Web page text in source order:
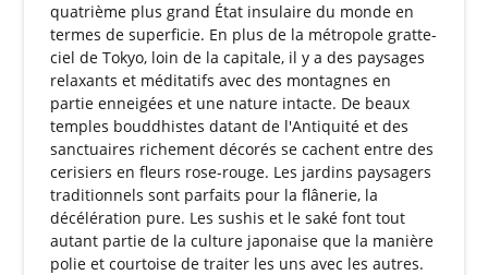
quatrième plus grand État insulaire du monde en
termes de superficie. En plus de la métropole gratte-
ciel de Tokyo, loin de la capitale, il y a des paysages
relaxants et méditatifs avec des montagnes en
partie enneigées et une nature intacte. De beaux
temples bouddhistes datant de l'Antiquité et des
sanctuaires richement décorés se cachent entre des
cerisiers en fleurs rose-rouge. Les jardins paysagers
traditionnels sont parfaits pour la flânerie, la
décélération pure. Les sushis et le saké font tout
autant partie de la culture japonaise que la manière
polie et courtoise de traiter les uns avec les autres.